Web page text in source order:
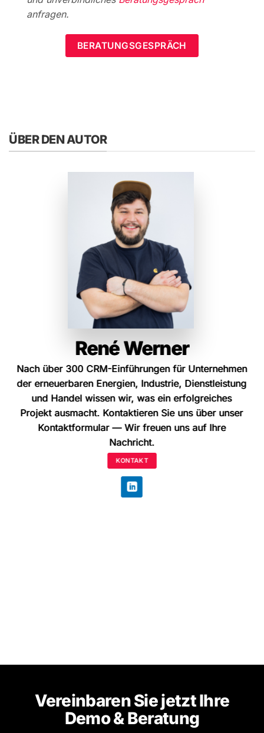
anfragen.
BERATUNGSGESPRÄCH
ÜBER DEN AUTOR
René Werner
Nach über 300 CRM-Einführungen für Unternehmen
der erneuerbaren Energien, Industrie, Dienstleistung
und Handel wissen wir, was ein erfolgreiches
Projekt ausmacht. Kontaktieren Sie uns über unser
Kontaktformular— Wir freuen uns auf Ihre
Nachricht.
KONTAKT
René Werner
Nach über 300 CRM-Einführungen für Unternehmen
der erneuerbaren Energien, Industrie, Dienstleistung
und Handel wissen wir, was ein erfolgreiches
Projekt ausmacht. Kontaktieren Sie uns über unser
Kontaktformular— Wir freuen uns auf Ihre
Nachricht.
KONTAKT
Vereinbaren Sie jetzt Ihre
Demo & Beratung